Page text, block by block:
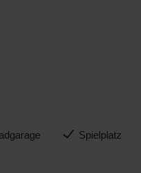
Spielplatz